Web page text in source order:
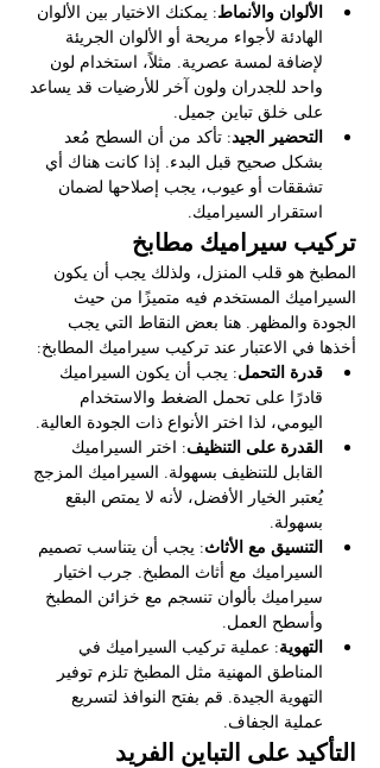
الألوان والأنماط: يمكنك الاختيار بين الألوان
الهادئة لأجواء مريحة أو الألوان الجريئة
لإضافة لمسة عصرية. مثلاً، استخدام لون
واحد للجدران ولون آخر للأرضيات قد يساعد
على خلق تباين جميل.
التحضير الجيد: تأكد من أن السطح مُعد
بشكل صحيح قبل البدء. إذا كانت هناك أي
تشققات أو عيوب، يجب إصلاحها لضمان
استقرار السيراميك.
تركيب سيراميك مطابخ
المطبخ هو قلب المنزل، ولذلك يجب أن يكون
السيراميك المستخدم فيه متميزًا من حيث
الجودة والمظهر. هنا بعض النقاط التي يجب
أخذها في الاعتبار عند تركيب سيراميك المطابخ:
قدرة التحمل: يجب أن يكون السيراميك
قادرًا على تحمل الضغط والاستخدام
اليومي، لذا اختر الأنواع ذات الجودة العالية.
القدرة على التنظيف: اختر السيراميك
القابل للتنظيف بسهولة. السيراميك المزجج
يُعتبر الخيار الأفضل، لأنه لا يمتص البقع
بسهولة.
التنسيق مع الأثاث: يجب أن يتناسب تصميم
السيراميك مع أثاث المطبخ. جرب اختيار
سيراميك بألوان تنسجم مع خزائن المطبخ
وأسطح العمل.
التهوية: عملية تركيب السيراميك في
المناطق المهنية مثل المطبخ تلزم توفير
التهوية الجيدة. قم بفتح النوافذ لتسريع
عملية الجفاف.
التأكيد على التباين الفريد